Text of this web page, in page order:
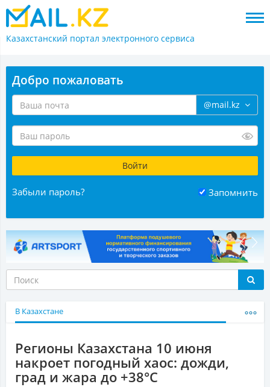
Казахстанский портал электронного сервиса
Добро пожаловать
@mail.kz
Забыли пароль? Запомнить
В Казахстане
Регионы Казахстана 10 июня
накроет погодный хаос: дожди,
град и жара до +38°С